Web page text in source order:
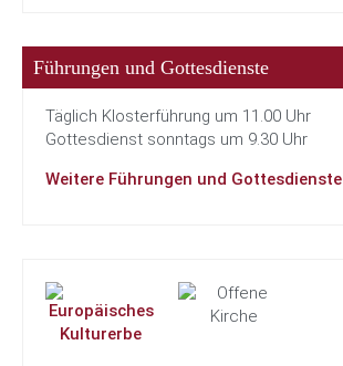
Führungen und Gottesdienste
Täglich Klosterführung um 11.00 Uhr
Gottesdienst sonntags um 9.30 Uhr
Weitere Führungen und Gottesdienste